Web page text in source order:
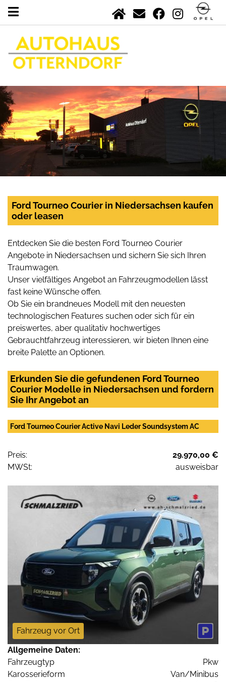
Ford Tourneo Courier in Niedersachsen kaufen
oder leasen
Entdecken Sie die besten Ford Tourneo Courier
Angebote in Niedersachsen und sichern Sie sich Ihren
Traumwagen.
Unser vielfältiges Angebot an Fahrzeugmodellen lässt
fast keine Wünsche offen.
Ob Sie ein brandneues Modell mit den neuesten
technologischen Features suchen oder sich für ein
preiswertes, aber qualitativ hochwertiges
Gebrauchtfahrzeug interessieren, wir bieten Ihnen eine
breite Palette an Optionen.
Erkunden Sie die gefundenen Ford Tourneo
Courier Modelle in Niedersachsen und fordern
Sie Ihr Angebot an
Ford Tourneo Courier Active Navi Leder Soundsystem AC
Preis:
29.970,00 €
MWSt:
ausweisbar
Fahrzeug vor Ort
Allgemeine Daten:
Fahrzeugtyp
Pkw
Karosserieform
Van/Minibus